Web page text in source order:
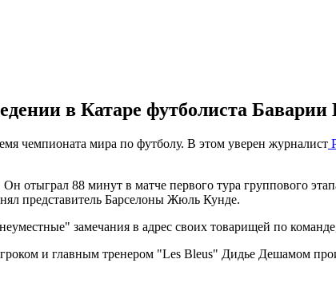
в Катаре футболиста
чемпионата мира по футболу. В этом уверен журналист
отыграл 88 минут в матче первого тура группового
представитель Барселоны Жюль Кунде.
замечания в адрес своих товарищей по
и главным тренером "Les Bleus" Дидье Дешамом